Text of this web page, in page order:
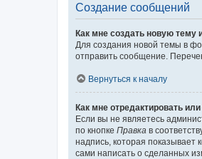
Создание сообщений
Как мне создать новую тему
Для создания новой темы в
отправить сообщение.
Вернуться к началу
Как мне отредактировать
Если вы не являетесь
по кнопке Правка в
надпись, которая показывает
сами написать о сделанных